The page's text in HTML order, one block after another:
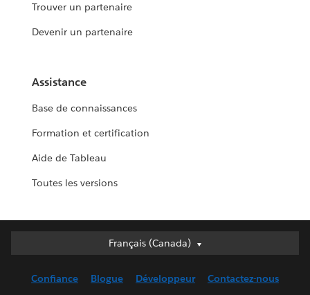
Trouver un partenaire
Devenir un partenaire
Assistance
Base de connaissances
Formation et certification
Aide de Tableau
Toutes les versions
Français (Canada)
Français (Canada)
English (UK)
Confiance Blogue Développeur Contactez-nous